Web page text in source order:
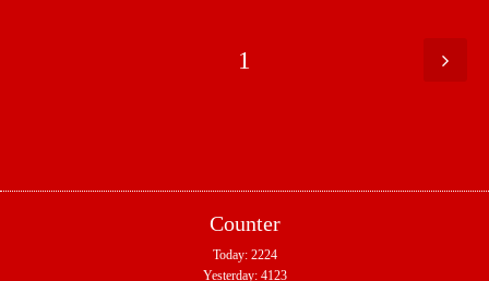
1
Counter
Today: 2224
Yesterday: 4123